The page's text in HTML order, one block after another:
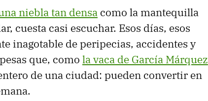
niebla tan densa como la mantequilla
cuesta casi escuchar. Esos días, esos
inagotable de peripecias, accidentes y
que, como la vaca de García Márquez
de una ciudad: pueden convertir en